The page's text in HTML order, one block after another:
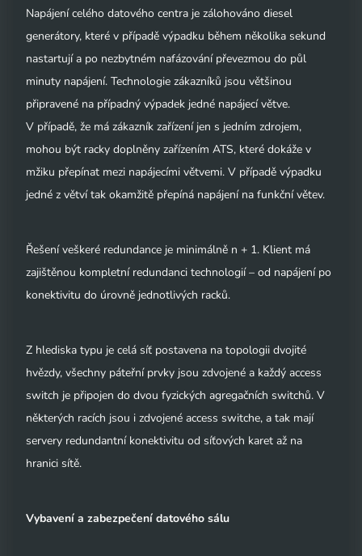
Napájení celého datového centra je zálohováno diesel
generátory, které v případě výpadku během několika sekund
nastartují a po nezbytném nafázování převezmou do půl
minuty napájení. Technologie zákazníků jsou většinou
připravené na případný výpadek jedné napájecí větve.
V případě, že má zákazník zařízení jen s jedním zdrojem,
mohou být racky doplněny zařízením ATS, které dokáže v
mžiku přepínat mezi napájecími větvemi. V případě výpadku
jedné z větví tak okamžitě přepíná napájení na funkční větev.
Řešení veškeré redundance je minimálně n + 1. Klient má
zajištěnou kompletní redundanci technologií – od napájení po
konektivitu do úrovně jednotlivých racků.
Z hlediska typu je celá síť postavena na topologii dvojité
hvězdy, všechny páteřní prvky jsou zdvojené a každý access
switch je připojen do dvou fyzických agregačních switchů. V
některých racích jsou i zdvojené access switche, a tak mají
servery redundantní konektivitu od síťových karet až na
hranici sítě.
Vybavení a zabezpečení datového sálu